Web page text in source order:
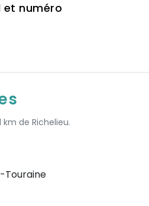
et numéro
de Richelieu.
Touraine